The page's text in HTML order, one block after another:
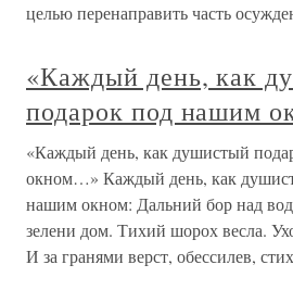
целью перенаправить часть
«Каждый день, как
подарок под нашим
«Каждый день, как душистый
окном…» Каждый день, как
нашим окном: Дальний бор над
зелени дом. Тихий шорох весла.
И за гранями верст, обессилев,